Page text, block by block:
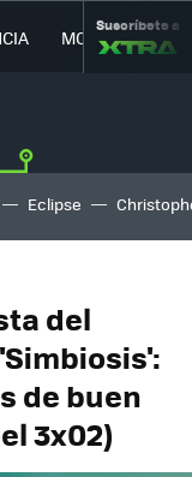
MOVILIDAD
Suscríbete a
Eclipse
del
de buen
3x02)